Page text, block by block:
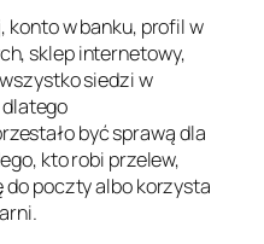
konto w banku, profil w
sklep internetowy,
siedzi w
być sprawą dla
kto robi przelew,
poczty albo korzysta